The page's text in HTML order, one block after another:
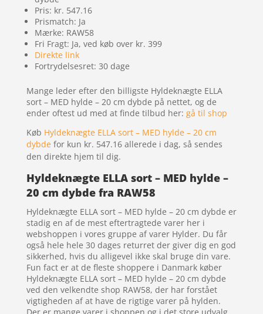
Pris: kr. 547.16
Prismatch: Ja
Mærke: RAW58
Fri Fragt: Ja, ved køb over kr. 399
Direkte link
Fortrydelsesret: 30 dage
Mange leder efter den billigste Hyldeknægte ELLA
sort – MED hylde – 20 cm dybde på nettet, og de
ender oftest ud med at finde tilbud her: gå til shop
Køb Hyldeknægte ELLA sort – MED hylde – 20 cm
dybdefor kun kr. 547.16 allerede i dag, så sendes
den direkte hjem til dig.
Hyldeknægte ELLA sort – MED hylde –
20 cm dybde fra RAW58
Hyldeknægte ELLA sort – MED hylde – 20 cm dybde er
stadig en af de mest eftertragtede varer her i
webshoppen i vores gruppe af varer Hylder. Du får
også hele hele 30 dages returret der giver dig en god
sikkerhed, hvis du alligevel ikke skal bruge din vare.
Fun fact er at de fleste shoppere i Danmark køber
Hyldeknægte ELLA sort – MED hylde – 20 cm dybde
ved den velkendte shop RAW58, der har forstået
vigtigheden af at have de rigtige varer på hylden.